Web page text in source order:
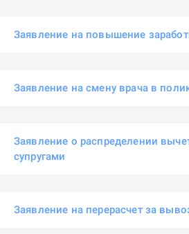
Заявление на повышение
Заявление на смену врача в
Заявление о распределении
супругами
Заявление на перерасчет за